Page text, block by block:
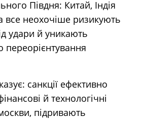
Півдня: Китай, Індія
все неохочіше ризикують
удари й уникають
санкції ефективно
й технологічні
підривають